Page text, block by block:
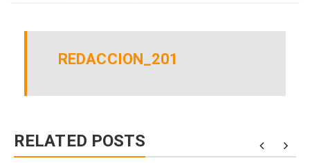
REDACCION_201
RELATED POSTS